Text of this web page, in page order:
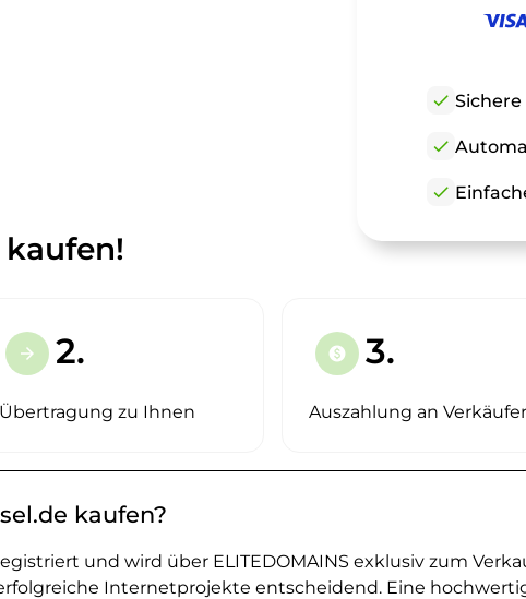
check
check
check
arrow_forward 2.
Übertragung zu Ihnen
paid 3.
Auszahlung an Verkäufer
kaufen?
und wird über ELITEDOMAINS exklusiv zum
Internetprojekte entscheidend. Eine